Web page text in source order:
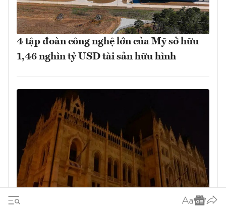
4 tập đoàn công nghệ lớn của Mỹ sở hữu
1,46 nghìn tỷ USD tài sản hữu hình